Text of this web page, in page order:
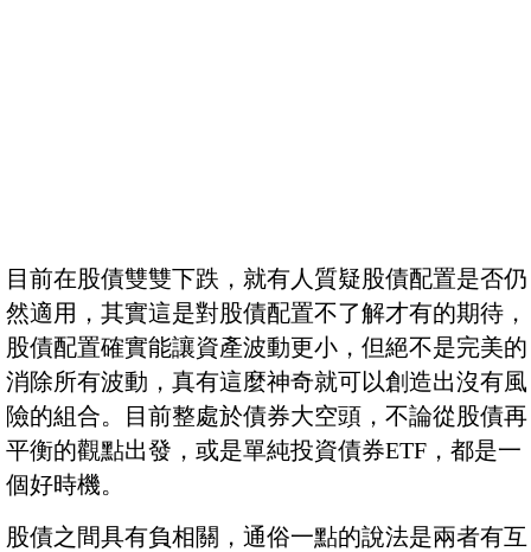
目前在股債雙雙下跌，就有人質疑股債配置是否仍
然適用，其實這是對股債配置不了解才有的期待，
股債配置確實能讓資產波動更小，但絕不是完美的
消除所有波動，真有這麼神奇就可以創造出沒有風
險的組合。目前整處於債券大空頭，不論從股債再
平衡的觀點出發，或是單純投資債券ETF，都是一
個好時機。
股債之間具有負相關，通俗一點的說法是兩者有互